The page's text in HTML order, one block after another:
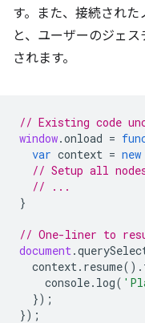
す。また、接続された
と、ユーザーのジェス
されます。
// Existing code
window.onload =
var context = new
// Setup all
// ...
}
// One-liner to
document .
context . resume().
console. log(
});
});